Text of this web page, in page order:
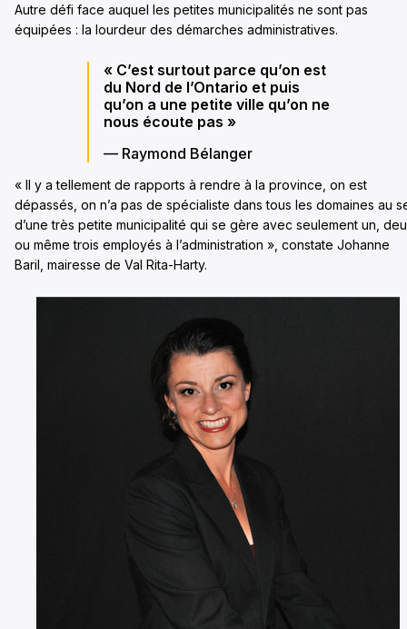
Autre défi face auquel les petites municipalités ne sont pas
équipées : la lourdeur des démarches administratives.
« C’est surtout parce qu’on est
du Nord de l’Ontario et puis
qu’on a une petite ville qu’on ne
nous écoute pas »
— Raymond Bélanger
« Il y a tellement de rapports à rendre à la province, on est
dépassés, on n’a pas de spécialiste dans tous les domaines au
d’une très petite municipalité qui se gère avec seulement un,
ou même trois employés à l’administration », constate Johanne
Baril, mairesse de Val Rita-Harty.